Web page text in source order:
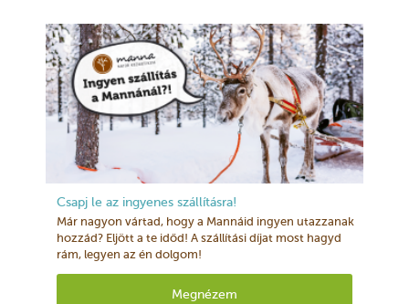
Csapj le az ingyenes szállításra!
Már nagyon vártad, hogy a Mannáid ingyen utazzanak
hozzád? Eljött a te időd! A szállítási díjat most hagyd
rám, legyen az én dolgom!
Megnézem